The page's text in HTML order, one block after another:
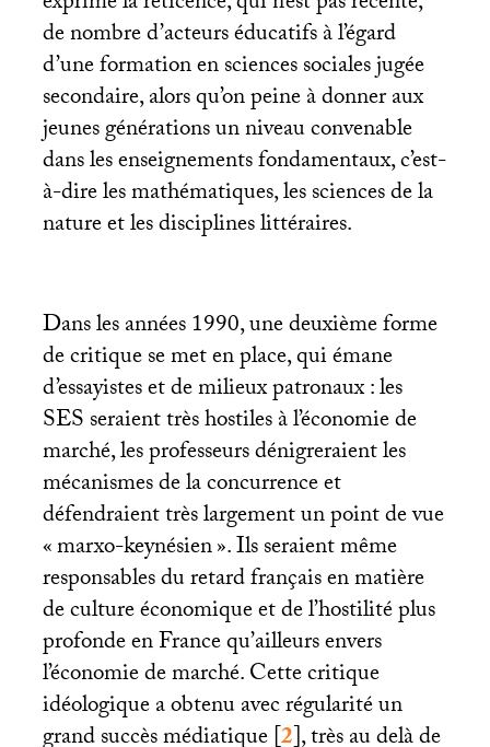
de nombre d’acteurs éducatifs à l’égard
d’une formation en sciences sociales jugée
secondaire, alors qu’on peine à donner aux
jeunes générations un niveau convenable
dans les enseignements fondamentaux, c’est-
à-dire les mathématiques, les sciences de la
nature et les disciplines littéraires.
Dans les années 1990, une deuxième forme
de critique se met en place, qui émane
d’essayistes et de milieux patronaux : les
SESseraient très hostiles à l’économie de
marché, les professeurs dénigreraient les
mécanismes de la concurrence et
défendraient très largement un point de vue
«marxo-keynésien». Ils seraient même
responsables du retard français en matière
de culture économique et de l’hostilité plus
profonde en France qu’ailleurs envers
l’économie de marché. Cette critique
idéologique a obtenu avec régularité un